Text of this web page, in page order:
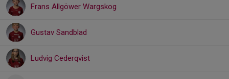
Frans Allgöwer Wargskog
Gustav Sandblad
Ludvig Cederqvist